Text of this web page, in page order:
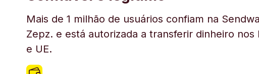
Mais de 1 milhão de usuários confiam na
Zepz. e está autorizada a transferir dinheiro nos
e UE.